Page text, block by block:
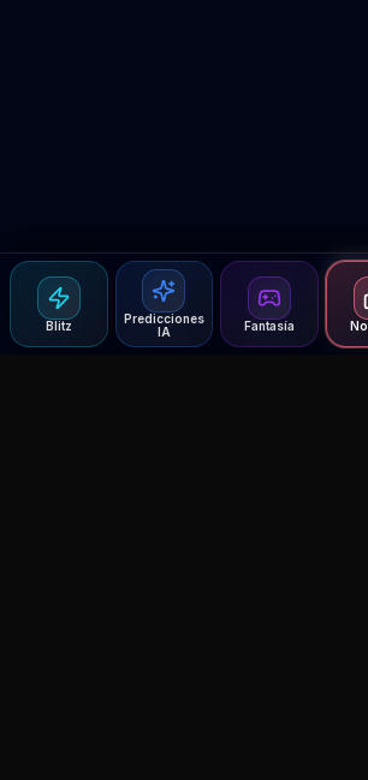
Blitz
Predicciones
IA
Fantasía